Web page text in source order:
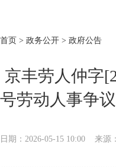
首页 > 政务公开 > 政府公告
京丰劳人仲字
号劳动人事争
日期：2026-05-15 10:00 来源